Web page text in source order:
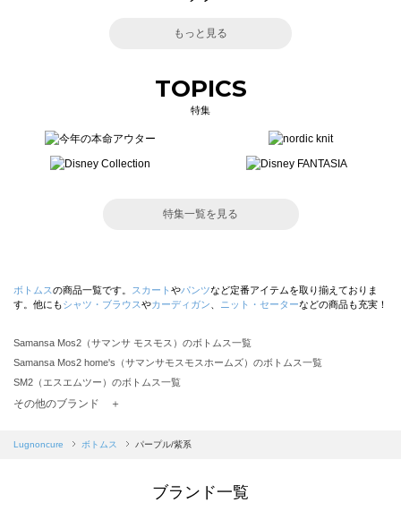
もっと見る
TOPICS
特集
特集一覧を見る
ボトムスの商品一覧です。 スカート やパンツなど定番アイテムを取り揃えておりま
す。他にもシャツ・ブラウスやカーディガン ニット・セーターなどの商品も充実！
Samansa Mos2（サマンサ モスモス）のボトムス一覧
Samansa Mos2 home's（サマンサモスモスホームズ）のボトムス一覧
SM2（エスエムツー）のボトムス一覧
TSUHARU by Samansa Mos2（ツハルバイサマンサモスモス）のボトムス一覧
Samansa Mos2 blue（サマンサモスモス ブルー）のボトムス一覧
sō4ū（ソウフォーユー）のボトムス一覧
その他のブランド ＋
Lugnoncure ボトムス パープル/紫系
ブランド一覧